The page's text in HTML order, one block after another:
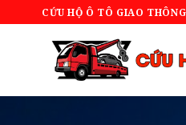
qua
CỨU HỘ Ô TÔ GIAO